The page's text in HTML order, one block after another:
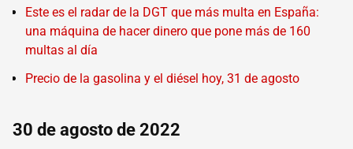
Este es el radar de la DGT que más multa en España:
una máquina de hacer dinero que pone más de 160
multas al día
Precio de la gasolina y el diésel hoy, 31 de agosto
30 de agosto de 2022